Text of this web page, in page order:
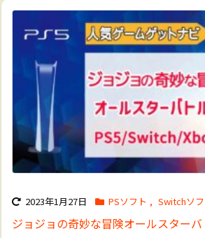
2023年1月27日 PSソフト , Switchソ
ジョジョの奇妙な冒険オールスターバ